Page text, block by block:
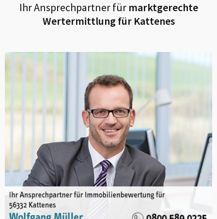
Ihr Ansprechpartner fürmarktgerechte
Wertermittlung für Kattenes